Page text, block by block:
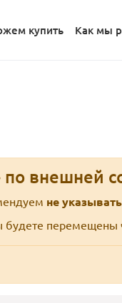
купить Как мы
по внешней
не указывать
будете перемещены